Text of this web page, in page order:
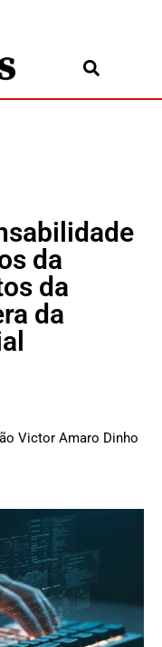
da
da
da
Victor Amaro Dinho